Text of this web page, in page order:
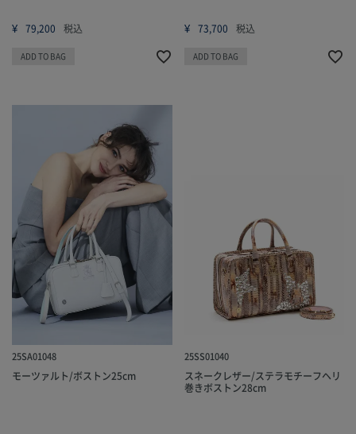
¥ 79,200 税込
ADD TO BAG
¥ 73,700 税込
ADD TO BAG
25SA01048
モーツァルト/ボストン25cm
25SS01040
スネークレザー/ステラモチーフヘリ
巻きボストン28cm